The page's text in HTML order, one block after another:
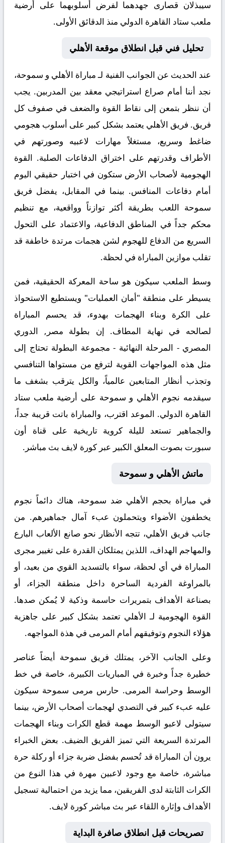
سيبذلان قصارى جهدهما لفرض أسلوبهما على أرضية
ملعب ستاد القاهرة الدولي منذ الدقائق الأولى.
تحليل فني قبل انطلاق موقعة الأهلي
عند الحديث عن الجوانب الفنية لـمباراة الأهلي و سموحة،
نجد أننا أمام صراع استراتيجي معقد بين المدربين. يجب
أن ننظر بتمعن إلى نقاط القوة والضعف في صفوف كل
فريق. فريق الأهلي يعتمد بشكل كبير على أسلوب هجومي
ضاغط وسريع، مستغلاً مهارات لاعبيه وصورتهم في
الأطراف وقدرتهم على اختراق الدفاعات الصلبة. القوة
الهجومية لأصحاب الأرض ستكون في اختبار حقيقي اليوم
أمام دفاعات المنافس. بينما في المقابل، يفضل فريق
سموحة اللعب بطريقة أكثر توازناً وواقعية، مع تنظيم
محكم جداً في المناطق الدفاعية، والاعتماد على التحول
السريع من الدفاع للهجوم لشن هجمات مرتدة خاطفة قد
تقلب موازين المباراة في لحظة.
وسط الملعب سيكون هو ساحة المعركة الحقيقية، فمن
يسيطر على منطقة "أمان العمليات" ويستطيع الاستحواذ
على الكرة وبناء الهجمات بهدوء، قد يحسم المباراة
لصالحه في نهاية المطاف. إن بطولة مصر, الدوري
المصري - المرحلة النهائية - مجموعة البطولة تحتاج إلى
مثل هذه المواجهات القوية لترفع من مستواها التنافسي
وتجذب أنظار المتابعين عالمياً، والكل يترقب بشغف ما
سيقدمه نجوم الأهلي و سموحة على أرضية ملعب ستاد
القاهرة الدولي. الموعد اقترب، والمباراة باتت قريبة جداً،
والجماهير تستعد لليلة كروية تاريخية على قناة أون
سبورت بصوت المعلق الكبير عبر كورة لايف بث مباشر .
ماتش الأهلي و سموحة
في مباراة بحجم الأهلي ضد سموحة، هناك دائماً نجوم
يخطفون الأضواء ويتحملون عبء آمال جماهيرهم. من
جانب فريق الأهلي، تتجه الأنظار نحو صانع الألعاب البارع
والمهاجم الهداف، اللذين يمتلكان القدرة على تغيير مجرى
المباراة في أي لحظة، سواء بالتسديد القوي من بعيد، أو
بالمراوغة الفردية الساحرة داخل منطقة الجزاء، أو
بصناعة الأهداف بتمريرات حاسمة وذكية لا يُمكن صدها.
القوة الهجومية لـ الأهلي تعتمد بشكل كبير على جاهزية
هؤلاء النجوم وتوفيقهم أمام المرمى في هذة المواجهه.
وعلى الجانب الآخر، يمتلك فريق سموحة أيضاً عناصر
خطيرة جداً وخبرة في المباريات الكبيرة، خاصة في خط
الوسط وحراسة المرمى. حارس مرمى سموحة سيكون
عليه عبء كبير في التصدي لهجمات أصحاب الأرض، بينما
سيتولى لاعبو الوسط مهمة قطع الكرات وبناء الهجمات
المرتدة السريعة التي تميز الفريق الضيف. بعض الخبراء
يرون أن المباراة قد تُحسم بفضل ضربة جزاء أو ركلة حرة
مباشرة، خاصة مع وجود لاعبين مهرة في هذا النوع من
الكرات الثابتة لدى الفريقين، مما يزيد من احتمالية تسجيل
الأهداف وإثارة اللقاء عبر بث مباشر كورة لايف.
تصريحات قبل انطلاق صافرة البداية